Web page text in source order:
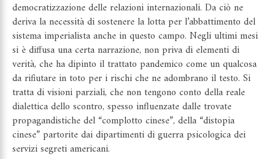
democratizzazione delle relazioni internazionali. Da ciò ne
deriva la necessità di sostenere la lotta per l’abbattimento del
sistema imperialista anche in questo campo. Negli ultimi mesi
si è diffusa una certa narrazione, non priva di elementi di
verità, che ha dipinto il trattato pandemico come un qualcosa
da rifiutare in toto per i rischi che ne adombrano il testo. Si
tratta di visioni parziali, che non tengono conto della reale
dialettica dello scontro, spesso influenzate dalle trovate
propagandistiche del “complotto cinese”, della “distopia
cinese” partorite dai dipartimenti di guerra psicologica dei
servizi segreti americani.